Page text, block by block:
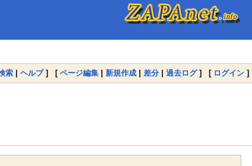
索 | ヘルプ] [ ページ編集 | 新規作成 | 差分 | 過去ログ] [ ログイン ]